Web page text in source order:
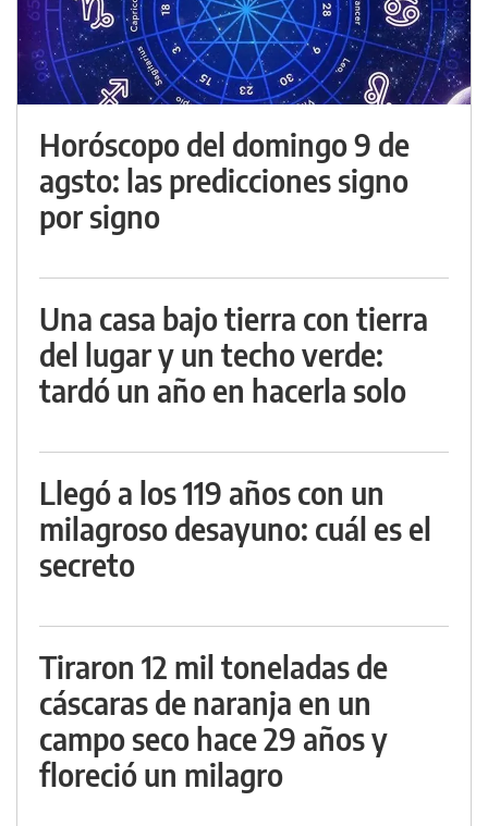
Horóscopo del domingo 9 de
agsto: las predicciones signo
por signo
Una casa bajo tierra con tierra
del lugar y un techo verde:
tardó un año en hacerla solo
Llegó a los 119 años con un
milagroso desayuno: cuál es el
secreto
Tiraron 12 mil toneladas de
cáscaras de naranja en un
campo seco hace 29 años y
floreció un milagro